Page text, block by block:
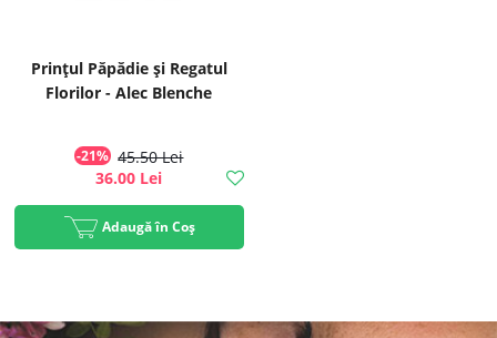
Prințul Păpădie și Regatul
Florilor - Alec Blenche
-21% 45.50 Lei
36.00 Lei
Adaugă în Coș